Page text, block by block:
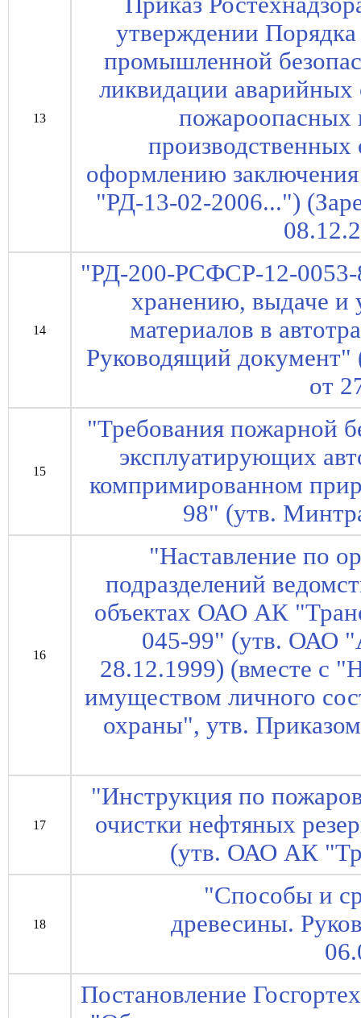
13
утверждении
промышленной
ликвидации
пожароопасных
производственных
оформлению
"РД-13-02-2006...")
14
"РД-200-РСФСР-12-0053-
хранению, выдаче и
материалов в
Руководящий
от
15
"Требования пожарной
эксплуатирующих
компримированном
98" (утв.
16
"Наставление по
подразделений
объектах ОАО АК
045-99" (утв. ОАО
28.12.1999) (вместе с
имуществом личного
охраны", утв.
17
"Инструкция по
очистки нефтяных
(утв. ОАО АК
18
"Способы и
древесины.
Постановление